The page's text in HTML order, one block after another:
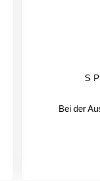
Bei der